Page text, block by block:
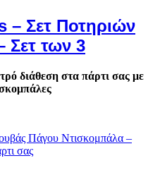
– Σετ Ποτηριών
Σετ των 3
διάθεση στα πάρτι σας με